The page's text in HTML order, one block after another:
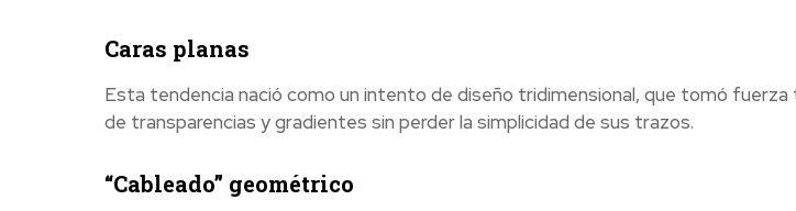
Caras planas
Esta tendencia nació como un intento de diseño tridimensional, que tomó
de transparencias y gradientes sin perder la simplicidad de sus trazos.
“Cableado” geométrico